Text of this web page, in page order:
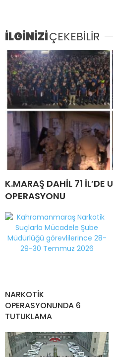
İLGİNİZİÇEKEBİLİR
K.MARAŞ DAHİL 71 İL’DE
OPERASYONU
NARKOTİK
OPERASYONUNDA 6
TUTUKLAMA